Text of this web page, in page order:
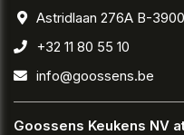
Astridlaan 276A B-
+32 11 80 55 10
info@goossens.be
Goossens Keukens NV